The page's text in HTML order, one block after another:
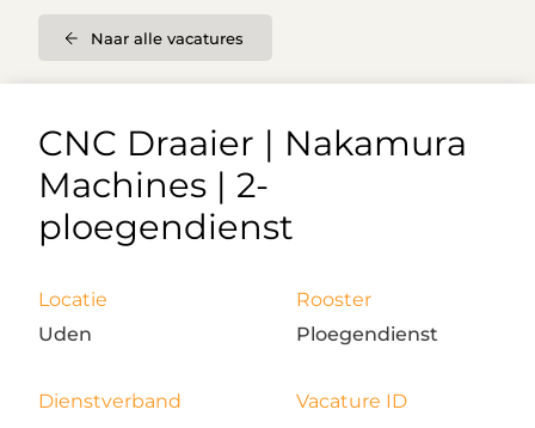
Naar alle vacatures
CNC Draaier | Nakamura
Machines | 2-
ploegendienst
Locatie
Uden
Rooster
Ploegendienst
Dienstverband
Vacature ID